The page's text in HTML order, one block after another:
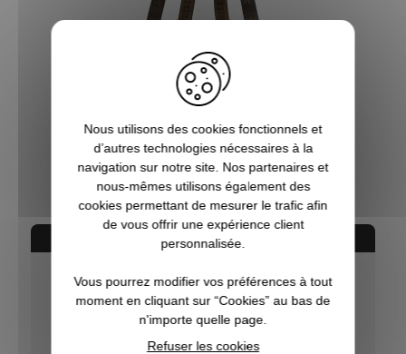
44,99 €
AVIS CONCERNANT LE PRODUIT
VOIR L'ATTESTATION
10
Nous utilisons des cookies fonctionnels et
d’autres technologies nécessaires à la
navigation sur notre site. Nos partenaires et
nous-mêmes utilisons également des
cookies permettant de mesurer le trafic afin
de vous offrir une expérience client
personnalisée.
Vous pourrez modifier vos préférences à tout
moment en cliquant sur “Cookies” au bas de
n'importe quelle page.
Refuser les cookies